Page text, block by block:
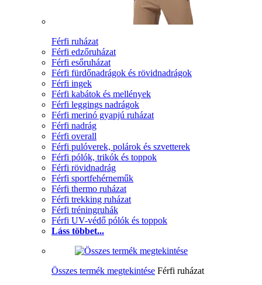
Férfi ruházat
Férfi edzőruházat
Férfi esőruházat
Férfi fürdőnadrágok és rövidnadrágok
Férfi ingek
Férfi kabátok és mellények
Férfi leggings nadrágok
Férfi merinó gyapjú ruházat
Férfi nadrág
Férfi overall
Férfi pulóverek, polárok és szvetterek
Férfi pólók, trikók és toppok
Férfi rövidnadrág
Férfi sportfehérneműk
Férfi thermo ruházat
Férfi trekking ruházat
Férfi tréningruhák
Férfi UV-védő pólók és toppok
Láss többet...
Összes termék megtekintése Férfi ruházat